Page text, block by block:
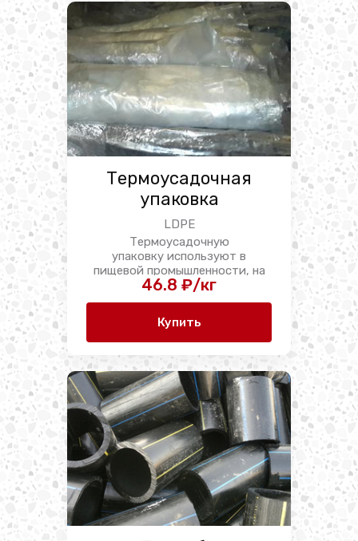
Термоусадочная
упаковка
LDPE
Термоусадочную
упаковку используют в
пищевой промышленности, на
мебельном и текстильном ...
46.8 ₽/кг
Купить